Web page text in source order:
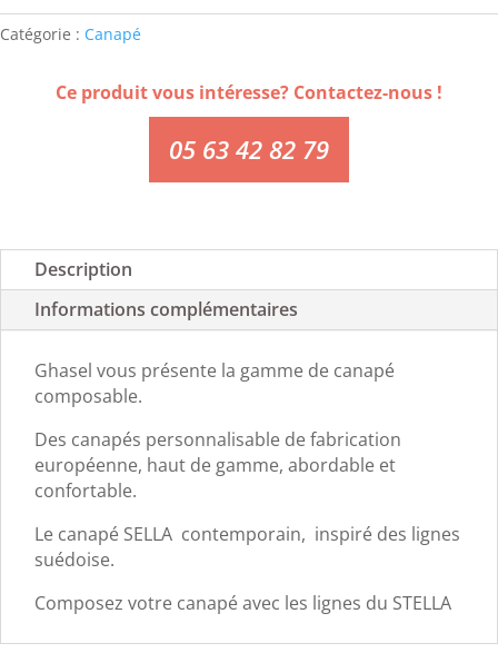
Catégorie : Canapé
Ce produit vous intéresse? Contactez-nous !
05 63 42 82 79
Description
Informations complémentaires
Ghasel vous présente la gamme de canapé
composable.
Des canapés personnalisable de fabrication
européenne, haut de gamme, abordable et
confortable.
Le canapé SELLA contemporain, inspiré des lignes
suédoise.
Composez votre canapé avec les lignes du STELLA